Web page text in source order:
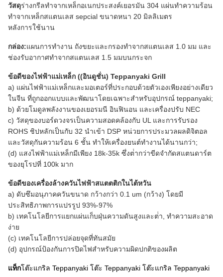
วัสดุร่างกรีลทําจากเหล็กอเนกประสงค์เยอรมัน 304 แผ่นทําความร้อน
ทําจากเหล็กสแตนเลส sepcial ขนาดหนา 20 มิลลิเมตร
หลังการใช้นาน
กล่อง:แผนการทํางาน ถังขยะและกรองทําจากสแตนเลส 1.0 มม และ
ช่องรับอากาศทําจากสแตนเลส 1.5 มมบนกระจก
ข้อดีของไฟฟ้าแม่เหล็ก ((อินดูชั่น) Teppanyaki Grill
a) แผ่นไฟฟ้าแม่เหล็กและมอเตอร์ที่ประกอบด้วยตัวเองเพียงอย่างเดียว
ในจีน ที่ถูกออกแบบและพัฒนาโดยเฉพาะสําหรับอุปกรณ์ teppanyaki;
b) ด้วยโมดูลพลังงานของเยอรมนี อินฟินอน และเครื่องปรับ NEC
c) วัสดุของบอร์ดวงจรเป็นความสอดคล้องกับ UL และการรับรอง
ROHS ชิปหลักเป็นกับ 32 นําเข้า DSP หน่วยการประมวลผลดิจิตอล
และวัสดุกันความร้อน 6 ชั้น ทําให้เครื่องยนต์ทํางานได้นานกว่า;
(d) แสงไฟฟ้าแม่เหล็กมีเพียง 18k-35k ซึ่งต่ํากว่าขีดจํากัดสแตนดาร์ต
ของยุโรปที่ 100k มาก
ข้อดีของเครื่องล้างควันไฟฟ้าสแตตติกในไต้หวัน
a) ดับซึมอนุภาคควันขนาด กว้างกว่า 0.1 um (กว้าง) โดยมี
ประสิทธิภาพการแปรรูป 93%-97%
b) เทคโนโลยีการแยกแผ่นเก็บฝุ่นความดันสูงและต่ํา, ทําความสะอาด
ง่าย
(c) เทคโนโลยีการปล่อยจุดที่ทันสมัย
(d) อุปกรณ์ป้องกันการปิดไฟสําหรับความผิดปกติของผลิต
แท็กโต๊ะแกริล Teppanyaki โต๊ะ Teppanyaki โต๊ะแกริล Teppanyaki